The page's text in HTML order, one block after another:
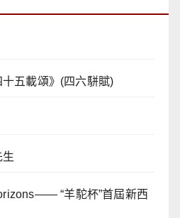
十五載頌》(四六駢賦)
生
“羊駝杯”首屆新西